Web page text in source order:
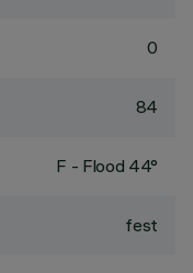
0
84
F - Flood 44°
fest